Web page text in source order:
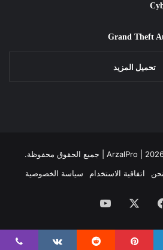
تحميل المزيد
ArzalPro | | جميع الحقوق محفوظة.
اتفاقية الاستخدام سياسة الخصوصية
فيسبوك ‫YouTube